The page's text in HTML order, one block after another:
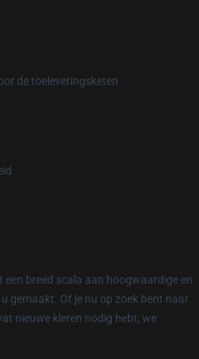
de toeleveringsketen
breed scala aan hoogwaardige en
gemaakt. Of je nu op zoek bent naar
nieuwe kleren nodig hebt, we